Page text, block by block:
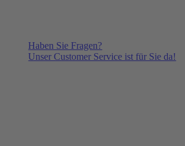
Haben Sie Fragen?
Unser Customer Service ist für Sie da!